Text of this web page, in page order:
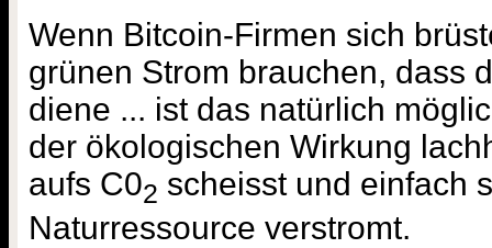
Wenn Bitcoin-Firmen sich
grünen Strom brauchen, dass
diene ... ist das natürlich
der ökologischen Wirkung
aufs C02 scheisst und einfach
Naturressource verstromt.